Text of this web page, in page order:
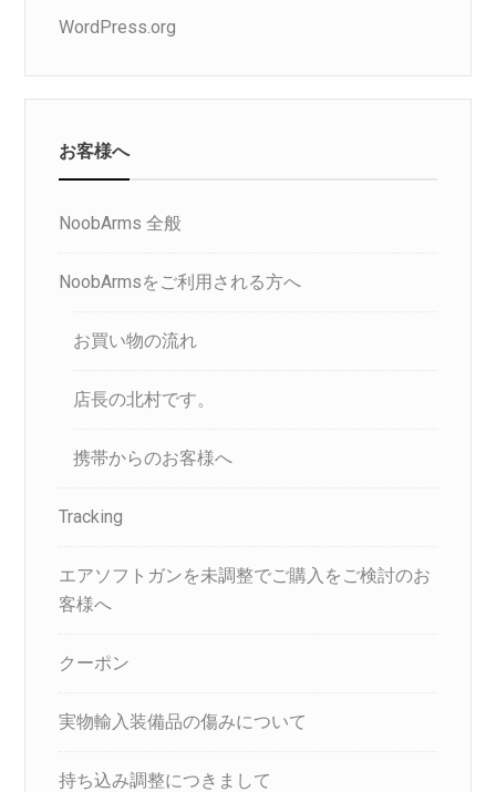
WordPress.org
お客様へ
NoobArms 全般
NoobArmsをご利用される方へ
お買い物の流れ
店長の北村です。
携帯からのお客様へ
Tracking
エアソフトガンを未調整でご購入をご検討のお
客様へ
クーポン
実物輸入装備品の傷みについて
持ち込み調整につきまして